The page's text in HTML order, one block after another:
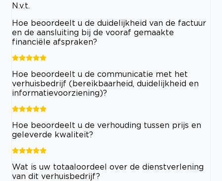
N.v.t.
Hoe beoordeelt u de duidelijkheid van de factuur
en de aansluiting bij de vooraf gemaakte
financiële afspraken?
Hoe beoordeelt u de communicatie met het
verhuisbedrijf (bereikbaarheid, duidelijkheid en
informatievoorziening)?
Hoe beoordeelt u de verhouding tussen prijs en
geleverde kwaliteit?
Wat is uw totaaloordeel over de dienstverlening
van dit verhuisbedrijf?